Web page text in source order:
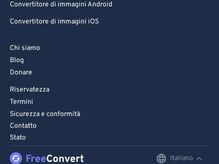
Convertitore di immagini Android
Convertitore di immagini iOS
Chi siamo
Blog
Donare
Riservatezza
Termini
Sicurezza e conformità
Contatto
Stato
Italiano